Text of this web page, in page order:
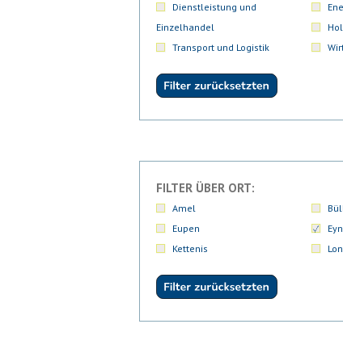
Dienstleistung und
Einzelhandel
Transport und Logistik
FILTER ÜBER ORT:
Amel
Eupen
Kettenis